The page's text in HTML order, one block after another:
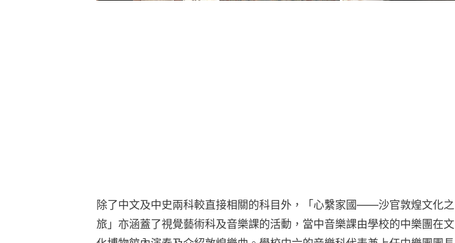
除了中文及中史兩科較直接相關的科目外，「心繫家國——沙官敦煌文化之
旅」亦涵蓋了視覺藝術科及音樂課的活動，當中音樂課由學校的中樂團在文